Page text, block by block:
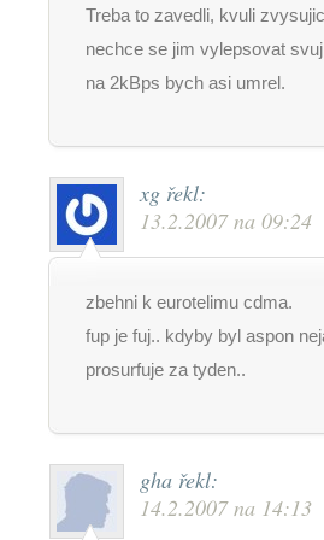
Treba to zavedli, kvuli
nechce se jim vylepsovat
na 2kBps bych asi umrel.
xg řekl:
13.2.2007 na 09:24
zbehni k eurotelimu cdma.
fup je fuj.. kdyby byl aspon
prosurfuje za tyden..
gha řekl:
14.2.2007 na 14:13